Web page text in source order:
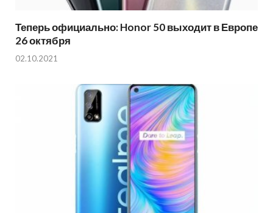
Теперь официально: Honor 50 выходит в Европе
26 октября
02.10.2021